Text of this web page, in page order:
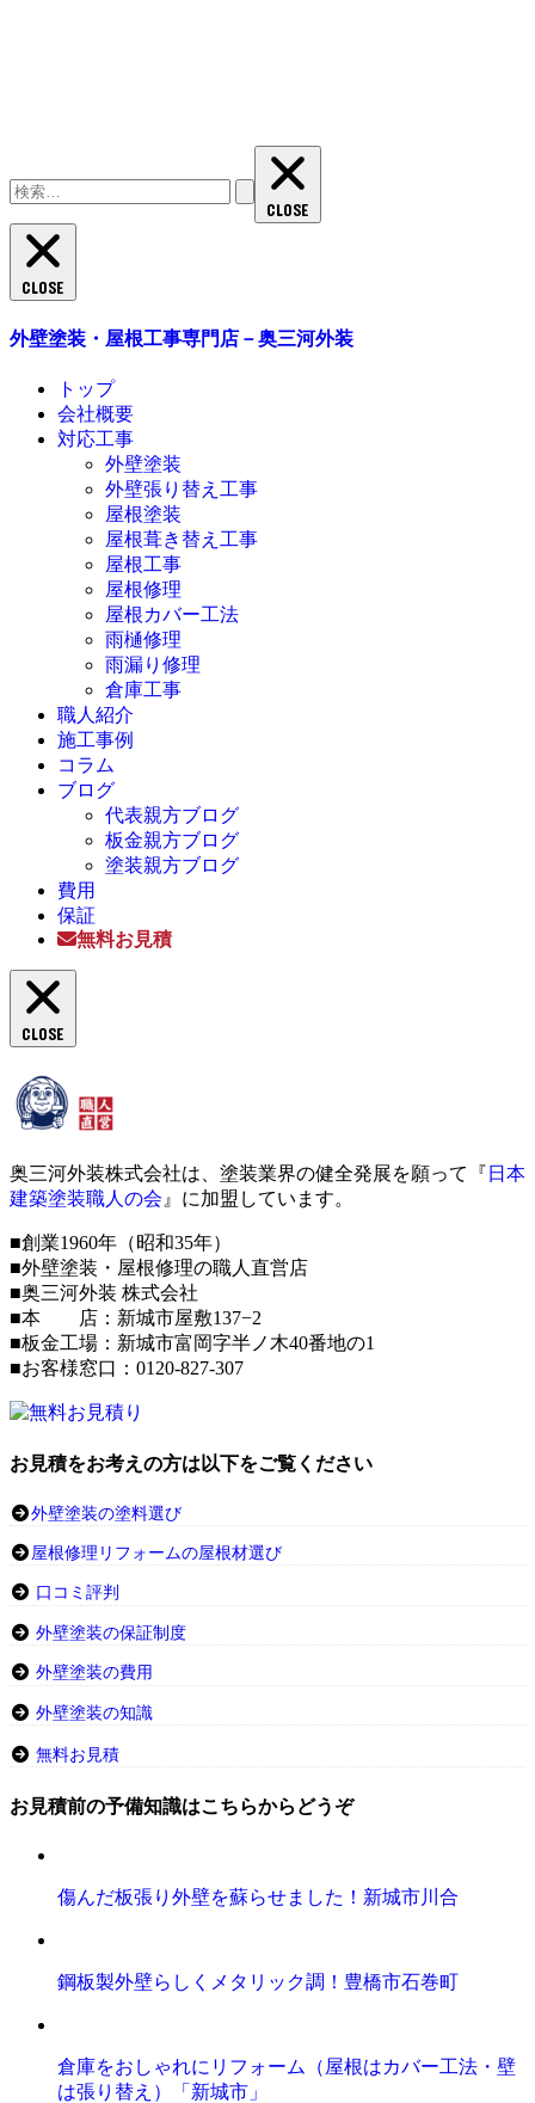
索:
CLOSE
CLOSE
外壁塗装・屋根工事専門店－奥三河外装
トップ
会社概要
対応工事
外壁塗装
外壁張り替え工事
屋根塗装
屋根葺き替え工事
屋根工事
屋根修理
屋根カバー工法
雨樋修理
雨漏り修理
倉庫工事
職人紹介
施工事例
コラム
ブログ
代表親方ブログ
板金親方ブログ
塗装親方ブログ
費用
保証
無料お見積
CLOSE
奥三河外装株式会社は、塗装業界の健全発展を願って『 日本
建築塗装職人の会 』に加盟しています。
■創業1960年（昭和35年）
■外壁塗装・屋根修理の職人直営店
■奥三河外装 株式会社
■本 店：新城市屋敷137−2
■板金工場：新城市富岡字半ノ木40番地の1
■お客様窓口：0120-827-307
お見積をお考えの方は以下をご覧ください
外壁塗装の塗料選び
屋根修理リフォームの屋根材選び
口コミ評判
外壁塗装の保証制度
外壁塗装の費用
外壁塗装の知識
無料お見積
お見積前の予備知識はこちらからどうぞ
傷んだ板張り外壁を蘇らせました！新城市川合
鋼板製外壁らしくメタリック調！豊橋市石巻町
倉庫をおしゃれにリフォーム（屋根はカバー工法・壁
は張り替え）「新城市」